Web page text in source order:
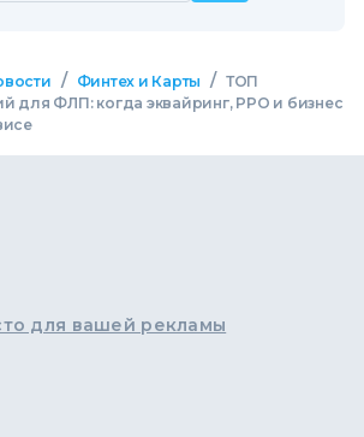
/ Финтех и Карты / ТОП
для ФЛП: когда эквайринг, РРО и бизнес
для вашей рекламы